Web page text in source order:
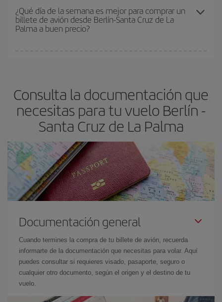
precio según tus necesidades de viaje. La tarifa básica, te
asegura el vuelo más barato.
¿Qué día de la semana es mejor para comprar un
billete de avión desde Berlín-Santa Cruz de La
Palma a buen precio?
avión más baratos te saldrán. Además, si buscas los vuelos con
las fechas y los horarios del viaje un poco abiertos, podráselegir
el precio más barato.
Consulta la documentación que
necesitas para tu vuelo Berlín -
Santa Cruz de La Palma
Documentación general
Cuando termines la compra de tu billete de avión, recuerda
informarte de la documentación que necesitas para volar. Aquí
puedes consultar si requieres visado, pasaporte, seguro o
cualquier otro documento, según el origen y el destino de tu
vuelo.